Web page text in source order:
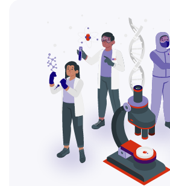
Ультразвуковая диагностика
Безопасный и точный метод для
обследования внутренних органов.